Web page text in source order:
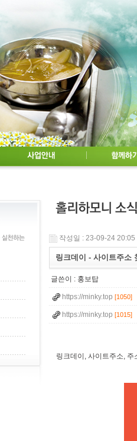
작성일 : 23-09-24 20:05
링크데이 - 사이트주소
글쓴이 : 홍보탑
https://minky.top [1050]
https://minky.top [1015]
링크데이, 사이트주소,